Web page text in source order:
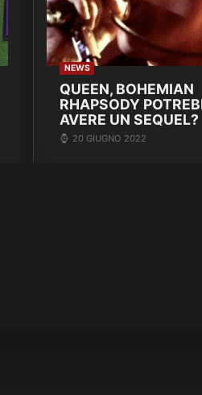
NEWS
QUEEN, BOHEMIAN
RHAPSODY
AVERE UN SEQUEL?
20 GIUGNO 2022